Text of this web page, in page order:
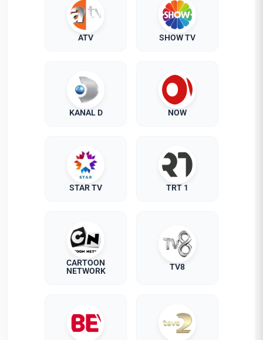
ATV SHOW TV
KANAL D NOW
STAR TV TRT 1
CARTOON
NETWORK
TV8